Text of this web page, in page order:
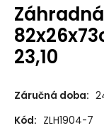
23,10
Záručná doba:
Kód: ZLH1904-7